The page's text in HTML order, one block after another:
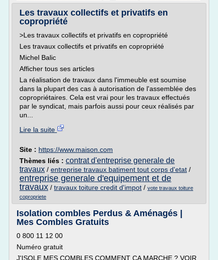
Les travaux collectifs et privatifs en
copropriété
>Les travaux collectifs et privatifs en copropriété
Les travaux collectifs et privatifs en copropriété
Michel Balic
Afficher tous ses articles
La réalisation de travaux dans l'immeuble est soumise
dans la plupart des cas à autorisation de l'assemblée des
copropriétaires. Cela est vrai pour les travaux effectués
par le syndicat, mais parfois aussi pour ceux réalisés par
un...
Lire la suite
Site : https://www.maison.com
Thèmes liés : contrat d'entreprise generale de
travaux / entreprise travaux batiment tout corps d'etat /
entreprise generale d'equipement et de
travaux / travaux toiture credit d'impot / vote travaux toiture
copropriete
Isolation combles Perdus & Aménagés |
Mes Combles Gratuits
0 800 11 12 00
Numéro gratuit
J'ISOLE MES COMBLES COMMENT ÇA MARCHE ? VOIR